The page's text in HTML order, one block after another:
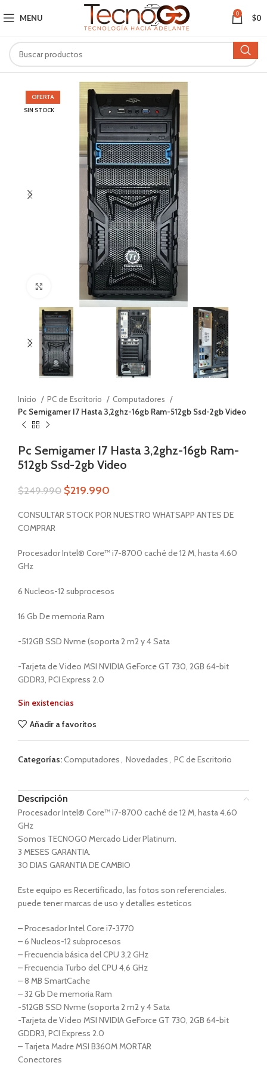
MENU 0 $0
OFERTA
SIN STOCK
Inicio PC de Escritorio
Computadores
Pc Semigamer I7 Hasta 3,2ghz-16gb Ram-512gb Ssd-2gb Video
Pc Semigamer I7 Hasta 3,2ghz-16gb Ram-
512gb Ssd-2gb Video
$249.990 $219.990
CONSULTAR STOCK POR NUESTRO WHATSAPP ANTES DE
COMPRAR
Procesador Intel® Core™ i7-8700 caché de 12 M, hasta 4.60
GHz
6 Nucleos-12 subprocesos
16 Gb De memoria Ram
-512GB SSD Nvme (soporta 2 m2 y 4 Sata
-Tarjeta de Video MSI NVIDIA GeForce GT 730, 2GB 64-bit
GDDR3, PCI Express 2.0
Sin existencias
Añadir a favoritos
Categorías:Computadores, Novedades, PC de Escritorio
Descripción
Procesador Intel® Core™ i7-8700 caché de 12 M, hasta 4.60
GHz
Somos TECNOGO Mercado Lider Platinum.
3 MESES GARANTIA.
30 DIAS GARANTIA DE CAMBIO
Este equipo es Recertificado, las fotos son referenciales.
puede tener marcas de uso y detalles esteticos
– Procesador Intel Core i7-3770
– 6 Nucleos-12 subprocesos
– Frecuencia básica del CPU 3,2 GHz
– Frecuencia Turbo del CPU 4,6 GHz
– 8 MB SmartCache
– 32 Gb De memoria Ram
-512GB SSD Nvme (soporta 2 m2 y 4 Sata
-Tarjeta de Video MSI NVIDIA GeForce GT 730, 2GB 64-bit
GDDR3, PCI Express 2.0
– Tarjeta Madre MSI B360M MORTAR
Conectores